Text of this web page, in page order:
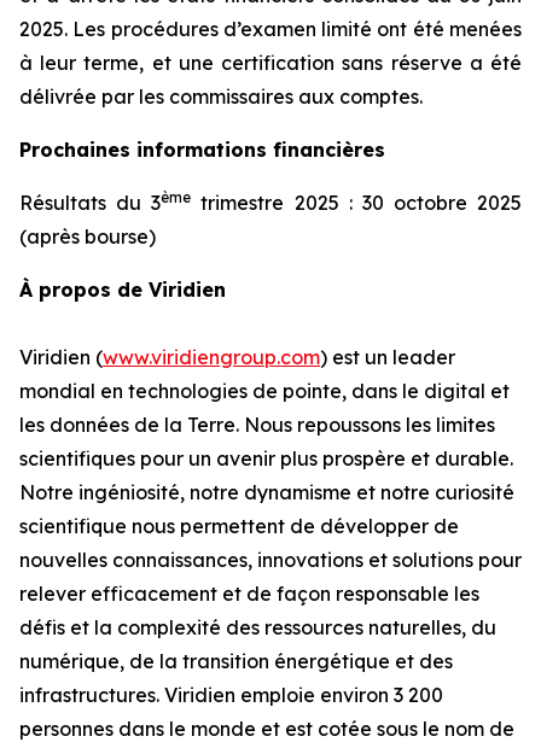
2025. Les procédures d’examen limité ont été menées
à leur terme, et une certification sans réserve a été
délivrée par les commissaires aux comptes.
Prochaines informations financières
Résultats du 3ème trimestre 2025 : 30 octobre 2025
(après bourse)
À propos de Viridien
Viridien (www.viridiengroup.com) est un leader
mondial en technologies de pointe, dans le digital et
les données de la Terre. Nous repoussons les limites
scientifiques pour un avenir plus prospère et durable.
Notre ingéniosité, notre dynamisme et notre curiosité
scientifique nous permettent de développer de
nouvelles connaissances, innovations et solutions pour
relever efficacement et de façon responsable les
défis et la complexité des ressources naturelles, du
numérique, de la transition énergétique et des
infrastructures. Viridien emploie environ 3 200
personnes dans le monde et est cotée sous le nom de